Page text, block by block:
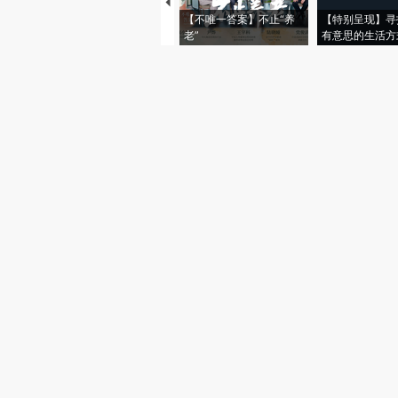
【不唯一答案】不止“养
老”
【特别呈现】
有意思的生活方